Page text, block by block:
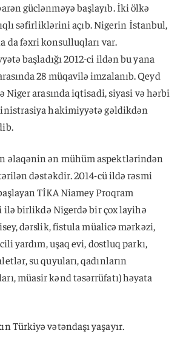
güclənməyə başlayıb. İki ölkə
səfirliklərini açıb. Nigerin İstanbul,
da fəxri konsulluqları var.
başladığı 2012-ci ildən bu yana
28 müqavilə imzalanıb. Qeyd
Niger arasında iqtisadi, siyasi və hərbi
hakimiyyətə gəldikdən
əlaqənin ən mühüm aspektlərindən
dəstəkdir. 2014-cü ildə rəsmi
TİKA Niamey Proqram
ilə birlikdə Nigerdə ​​bir çox layihə
dərslik, fistula müalicə mərkəzi,
yardım, uşaq evi, dostluq parkı,
su quyuları, qadınların
müasir kənd təsərrüfatı) həyata
Türkiyə vətəndaşı yaşayır.